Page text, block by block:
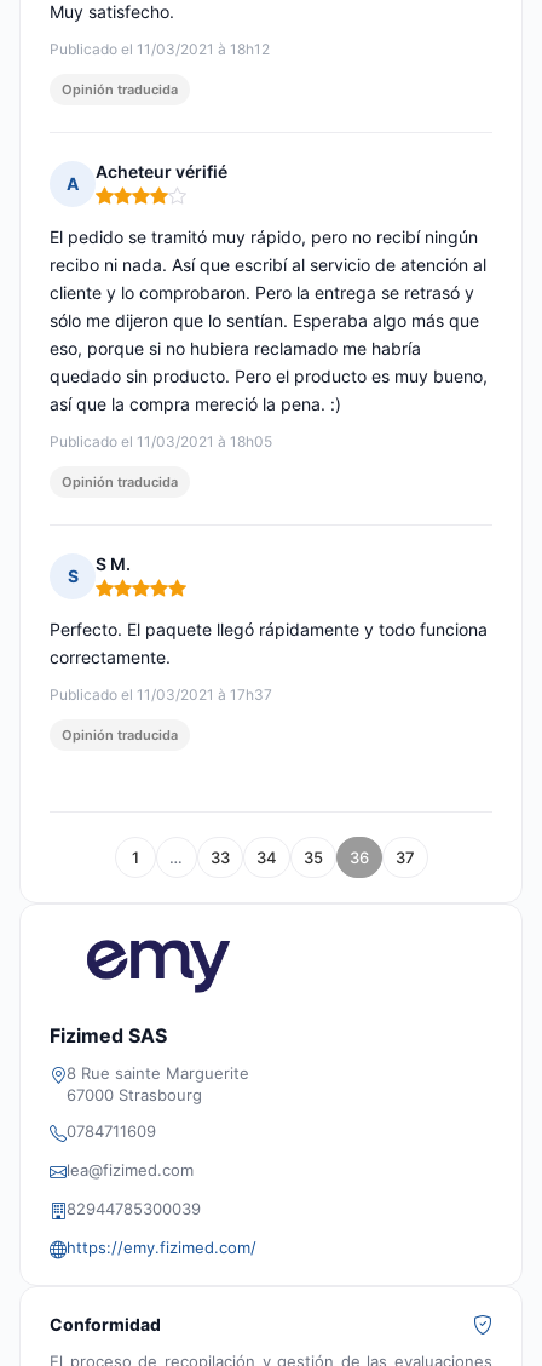
Publicado el 11/03/2021 à 18h12
Muy satisfecho.
Opinión traducida
A
Acheteur vérifié
Nota: 4 de 5
Publicado el 11/03/2021 à 18h05
El pedido se tramitó muy rápido, pero no recibí ningún
recibo ni nada. Así que escribí al servicio de atención al
cliente y lo comprobaron. Pero la entrega se retrasó y
sólo me dijeron que lo sentían. Esperaba algo más que
eso, porque si no hubiera reclamado me habría
quedado sin producto. Pero el producto es muy bueno,
así que la compra mereció la pena. :)
Opinión traducida
S
S M.
Nota: 5 de 5
Publicado el 11/03/2021 à 17h37
Perfecto. El paquete llegó rápidamente y todo funciona
correctamente.
Opinión traducida
1 … 33 34 35 36 37
Fizimed SAS
8 Rue sainte Marguerite
67000 Strasbourg
0784711609
lea@fizimed.com
82944785300039
https://emy.fizimed.com/
Conformidad
El proceso de recopilación y gestión de las evaluaciones